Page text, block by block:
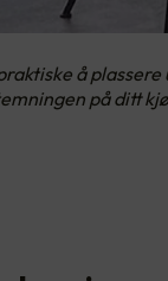
å
på ditt